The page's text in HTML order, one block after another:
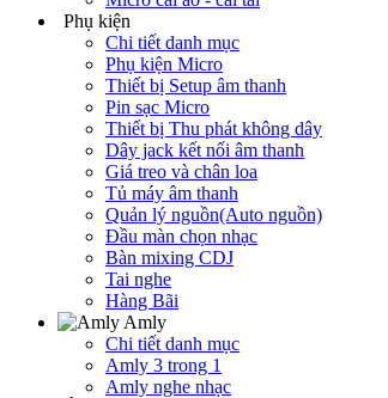
Phụ kiện
Chi tiết danh mục
Phụ kiện Micro
Thiết bị Setup âm thanh
Pin sạc Micro
Thiết bị Thu phát không dây
Dây jack kết nối âm thanh
Giá treo và chân loa
Tủ máy âm thanh
Quản lý nguồn(Auto nguồn)
Đầu màn chọn nhạc
Bàn mixing CDJ
Tai nghe
Hàng Bãi
Amly
Chi tiết danh mục
Amly 3 trong 1
Amly nghe nhạc